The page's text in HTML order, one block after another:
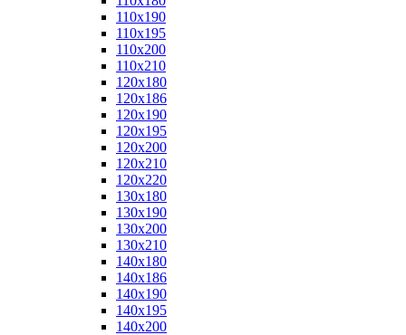
110x190
110x195
110x200
110x210
120x180
120x186
120x190
120x195
120x200
120x210
120x220
130x180
130x190
130x200
130x210
140x180
140x186
140x190
140x195
140x200